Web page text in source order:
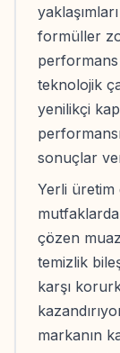
formüller
teknolojik
yenilikçi
sonuçlar
Yerli üretim
çözen
temizlik
karşı
markanın